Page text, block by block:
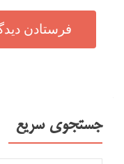
جستجوی سریع